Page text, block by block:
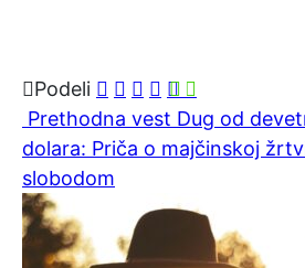
Podeli
Prethodna vest Dug od
dolara: Priča o majčinskoj
slobodom